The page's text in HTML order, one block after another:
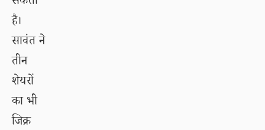
है।
सावंत ने
तीन
शेयरों
का भी
जिक्र